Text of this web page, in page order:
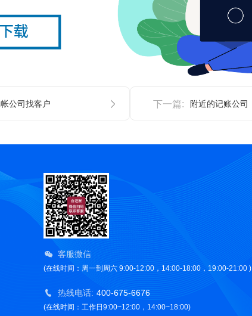
公司找客户 下一篇: 附近的记账公司
客服微信
(在线时间：周一到周六 9:00-12:00，14:00-18:00，19:00-21:00 )
热线电话: 400-675-6676
(在线时间：工作日9:00~12:00，14:00~18:00)